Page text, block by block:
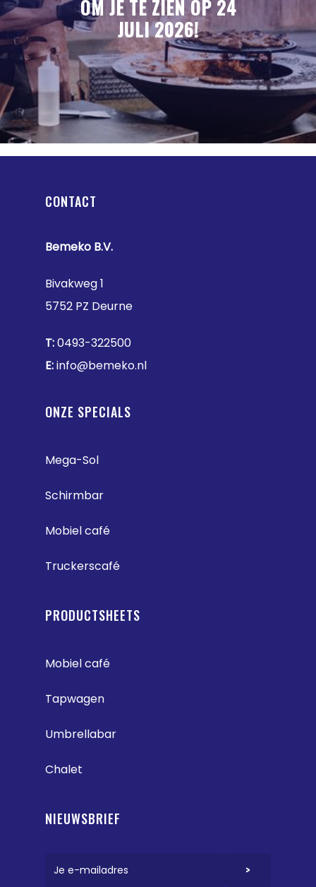
OM JE TE ZIEN OP 24
JULI 2026!
CONTACT
Bemeko B.V.
Bivakweg 1
5752 PZ Deurne
T:0493-322500
E:info@bemeko.nl
ONZE SPECIALS
Mega-Sol
Schirmbar
Mobiel café
Truckerscafé
PRODUCTSHEETS
Mobiel café
Tapwagen
Umbrellabar
Chalet
NIEUWSBRIEF
BRUILOFTEN
PARTICULIERE FEESTEN
MEMORABEL AFSCHEID
CONTACT
PRODUCTSHEETS